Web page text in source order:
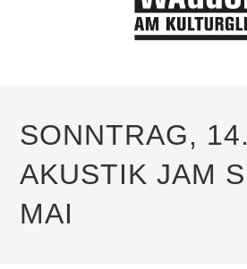
SONNTRAG,
AKUSTIK JAM
MAI